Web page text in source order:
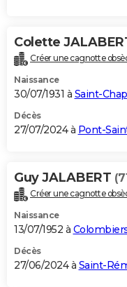
Colette
Créer une cagnotte
Naissance
30/07/1931 à Saint-
Décès
27/07/2024 à Pont-
Guy JALABERT
Créer une cagnotte
Naissance
13/07/1952 à
Décès
27/06/2024 à Saint-